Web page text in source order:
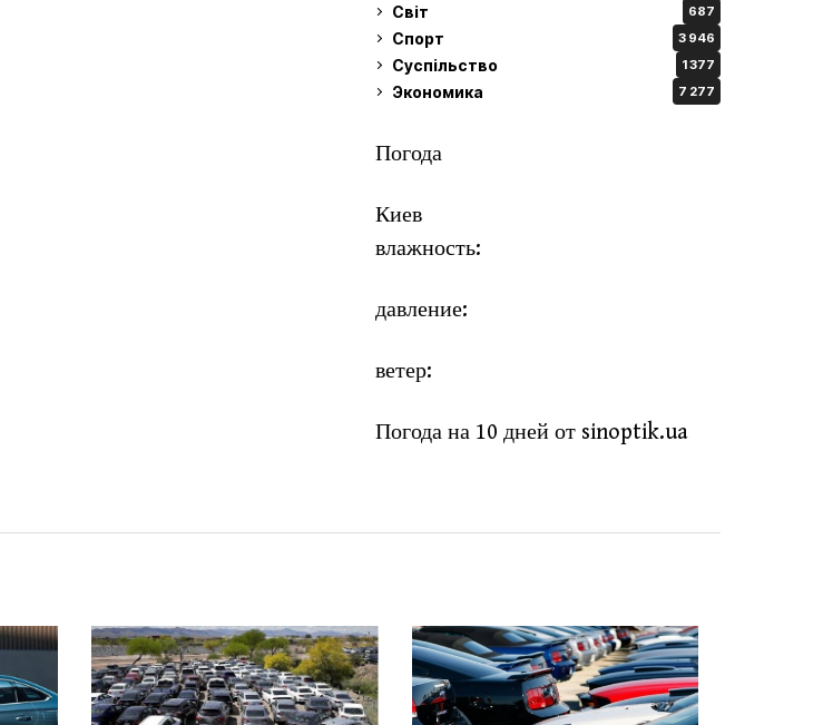
Світ 687
Спорт 3 946
Суспільство 1 377
Экономика 7 277
Погода
Киев
влажность:
давление:
ветер:
Погода на 10 дней от sinoptik.ua